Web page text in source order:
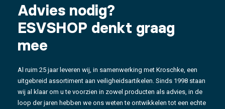
Advies nodig?
ESVSHOP denkt graag
mee
Al ruim 25 jaar leveren wij, in samenwerking met Kroschke, een
uitgebreid assortiment aan veiligheidsartikelen. Sinds 1998 staan
wij al klaar om u te voorzien in zowel producten als advies, in de
loop der jaren hebben we ons weten te ontwikkelen tot een echte